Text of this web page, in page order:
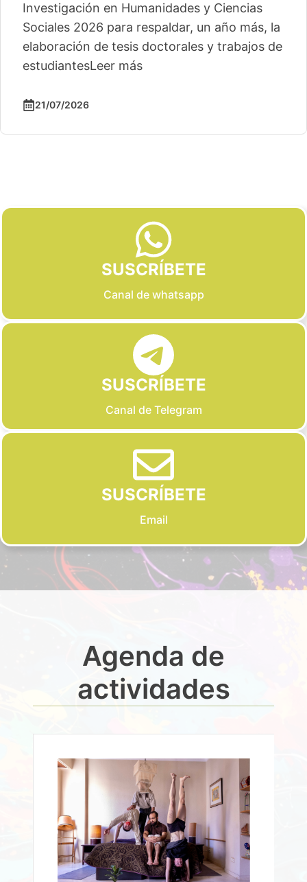
Investigación en Humanidades y Ciencias
Sociales 2026 para respaldar, un año más, la
elaboración de tesis doctorales y trabajos de
estudiantesLeer más
21/07/2026
SUSCRÍBETE
Canal de whatsapp
SUSCRÍBETE
Canal de Telegram
SUSCRÍBETE
Email
Agenda de
actividades